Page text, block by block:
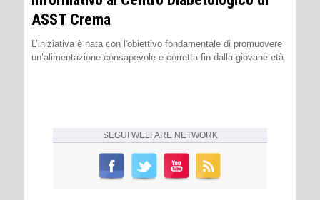
ASST Crema
L’iniziativa è nata con l'obiettivo fondamentale di promuovere
un’alimentazione consapevole e corretta fin dalla giovane età.
SEGUI WELFARE NETWORK